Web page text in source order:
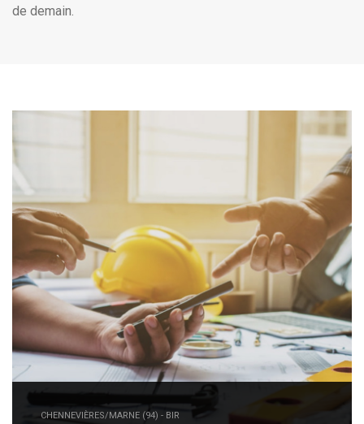
de demain.
CHENNEVIÈRES/MARNE (94) - BIR